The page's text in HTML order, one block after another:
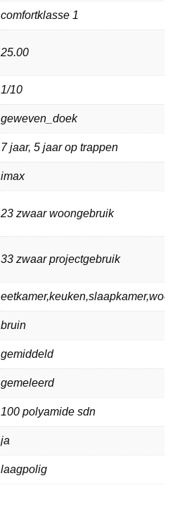
comfortklasse 1
25.00
1/10
geweven_doek
7 jaar, 5 jaar op trappen
imax
23 zwaar woongebruik
33 zwaar projectgebruik
bruin
gemiddeld
gemeleerd
100 polyamide sdn
ja
laagpolig